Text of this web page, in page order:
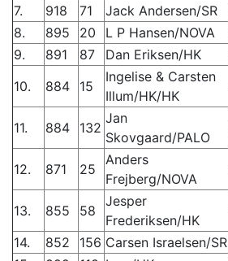
7.
918 71 Jack Andersen/SR
8.
895 20 L P Hansen/NOVA
9.
891 87 Dan Eriksen/HK
10.
884 15
Ingelise & Carsten
Illum/HK/HK
11.
884 132
Jan
Skovgaard/PALO
12. 871 25
Anders
Frejberg/NOVA
13. 855 58
Jesper
Frederiksen/HK
14.
852 156 Carsen Israelsen/SR